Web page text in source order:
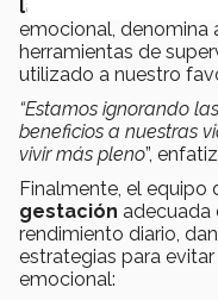
las personas
emocional, denomina
herramientas de
utilizado a nuestro
“Estamos ignorando
beneficios a nuestras
vivir más pleno”,
Finalmente, el equipo
gestación adecuada
rendimiento diario,
estrategias para
emocional: